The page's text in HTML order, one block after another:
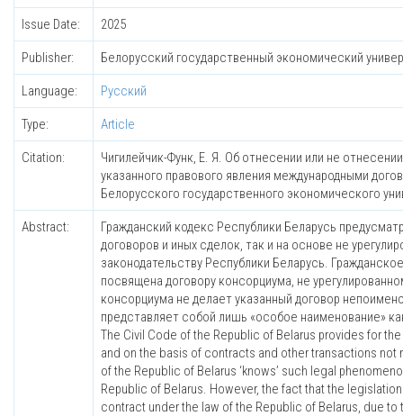
Issue Date: 2025
Publisher: Белорусский государственный экономический
Language: Русский
Type: Article
Citation:
Чигилейчик-Функ, Е. Я. Об отнесении или не
указанного правового явления международными
Белорусского государственного экономического
Abstract:
Гражданский кодекс Республики Беларусь
договоров и иных сделок, так и на основе не
законодательству Республики Беларусь.
посвящена договору консорциума, не
консорциума не делает указанный договор
представляет собой лишь «особое наименование»
The Civil Code of the Republic of Belarus provides for
and on the basis of contracts and other transactions
of the Republic of Belarus ‘knows’ such legal
Republic of Belarus. However, the fact that the
contract under the law of the Republic of Belarus, due